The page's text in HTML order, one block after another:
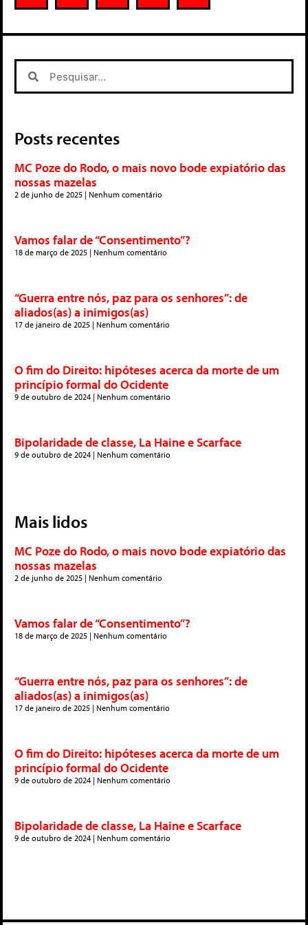
Posts recentes
MC Poze do Rodo, o mais novo bode expiatório das
nossas mazelas
2 de junho de 2025 Nenhum comentário
Vamos falar de “Consentimento”?
18 de março de 2025 Nenhum comentário
“Guerra entre nós, paz para os senhores”: de
aliados(as) a inimigos(as)
17 de janeiro de 2025 Nenhum comentário
O fim do Direito: hipóteses acerca da morte de um
princípio formal do Ocidente
9 de outubro de 2024 Nenhum comentário
Bipolaridade de classe, La Haine e Scarface
9 de outubro de 2024 Nenhum comentário
Mais lidos
MC Poze do Rodo, o mais novo bode expiatório das
nossas mazelas
2 de junho de 2025 Nenhum comentário
Vamos falar de “Consentimento”?
18 de março de 2025 Nenhum comentário
“Guerra entre nós, paz para os senhores”: de
aliados(as) a inimigos(as)
17 de janeiro de 2025 Nenhum comentário
O fim do Direito: hipóteses acerca da morte de um
princípio formal do Ocidente
9 de outubro de 2024 Nenhum comentário
Bipolaridade de classe, La Haine e Scarface
9 de outubro de 2024 Nenhum comentário